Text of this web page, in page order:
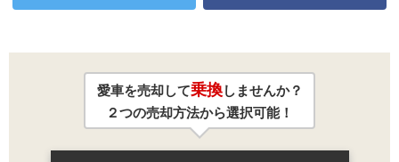
愛車を売却して乗換しませんか？
２つの売却方法から選択可能！